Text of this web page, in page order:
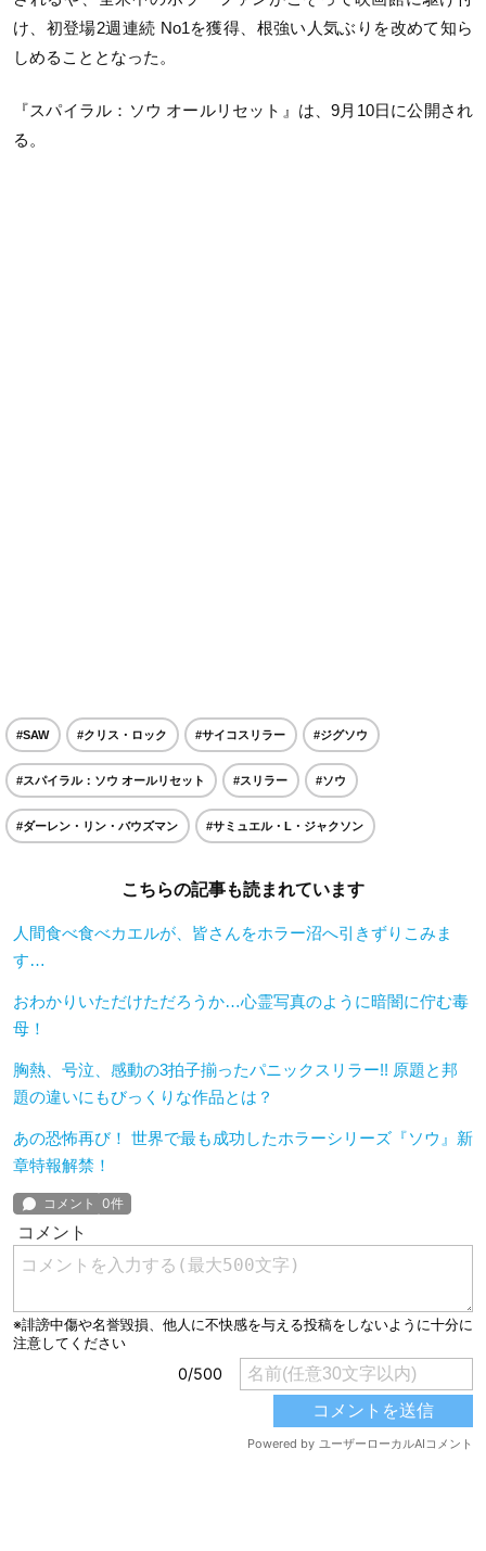
け、初登場2週連続 No1を獲得、根強い人気ぶりを改めて知ら
しめることとなった。
『スパイラル：ソウ オールリセット』は、9月10日に公開され
る。
#SAW #クリス・ロック #サイコスリラー #ジグソウ
#スパイラル：ソウ オールリセット #スリラー #ソウ
#ダーレン・リン・バウズマン #サミュエル・L・ジャクソン
こちらの記事も読まれています
人間食べ食べカエルが、皆さんをホラー沼へ引きずりこみま
す…
おわかりいただけただろうか…心霊写真のように暗闇に佇む毒
母！
胸熱、号泣、感動の3拍子揃ったパニックスリラー!! 原題と邦
題の違いにもびっくりな作品とは？
あの恐怖再び！ 世界で最も成功したホラーシリーズ『ソウ』新
章特報解禁！